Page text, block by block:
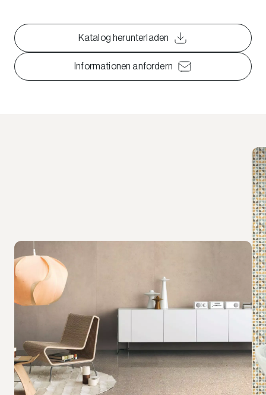
Katalog herunterladen
Informationen anfordern